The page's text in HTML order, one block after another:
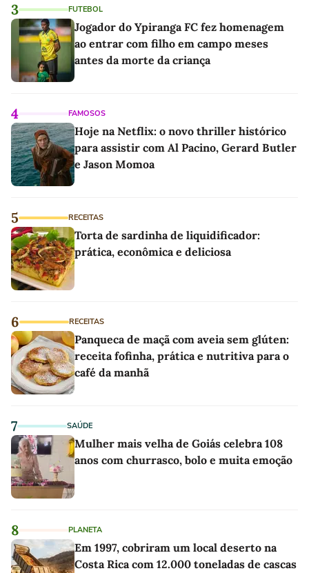
3 FUTEBOL
Jogador do Ypiranga FC fez homenagem
ao entrar com filho em campo meses
antes da morte da criança
4 FAMOSOS
Hoje na Netflix: o novo thriller histórico
para assistir com Al Pacino, Gerard Butler
e Jason Momoa
5 RECEITAS
Torta de sardinha de liquidificador:
prática, econômica e deliciosa
6 RECEITAS
Panqueca de maçã com aveia sem glúten:
receita fofinha, prática e nutritiva para o
café da manhã
7 SAÚDE
Mulher mais velha de Goiás celebra 108
anos com churrasco, bolo e muita emoção
8 PLANETA
Em 1997, cobriram um local deserto na
Costa Rica com 12.000 toneladas de cascas